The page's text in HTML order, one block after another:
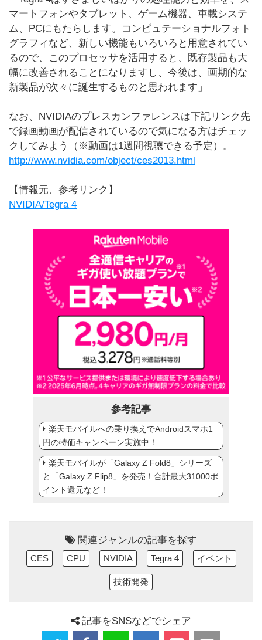
マートフォンやタブレット、ゲーム機器、車載システ
ム、PCにもたらします。コンピュテーショナルフォト
グラフィなど、新しい機能もいろいろと用意されてい
るので、このプロセッサを活用すると、既存製品も大
幅に改善されることになりますし、今後は、画期的な
新製品が次々に誕生するものと思われます」
なお、NVIDIAのプレスカンファレンスは下記リンク先
で録画動画が配信されているので気になる方はチェッ
クしてみよう（※動画は1週間視聴できる予定）。
http://www.nvidia.com/object/ces2013.html
【情報元、参考リンク】
NVIDIA/Tegra 4
参考記事
楽天モバイルへの乗り換えでAndroidスマホ1
円の特価キャンペーン実施中！
楽天モバイルが「Galaxy Z Fold8」シリーズ
と「Galaxy Z Flip8」を発売！合計最大31000ポ
イント還元など！
関連ジャンルの記事を探す
CES CPU NVIDIA Tegra 4 イベント
技術開発
記事をSNSなどでシェア